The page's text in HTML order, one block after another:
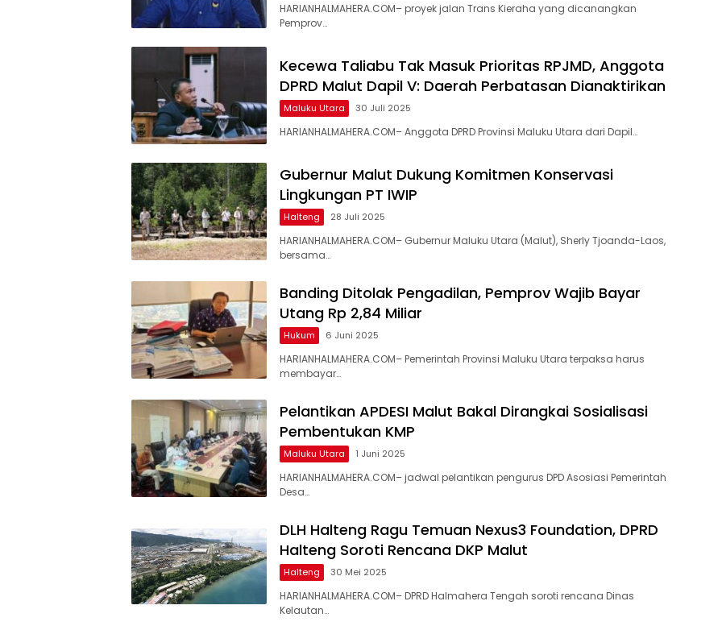
HARIANHALMAHERA.COM– proyek jalan Trans Kieraha yang dicanangkan
Pemprov…
Kecewa Taliabu Tak Masuk Prioritas RPJMD, Anggota
DPRD Malut Dapil V: Daerah Perbatasan Dianaktirikan
Maluku Utara 30 Juli 2025
HARIANHALMAHERA.COM– Anggota DPRD Provinsi Maluku Utara dari Dapil…
Gubernur Malut Dukung Komitmen Konservasi
Lingkungan PT IWIP
Halteng 28 Juli 2025
HARIANHALMAHERA.COM– Gubernur Maluku Utara (Malut), Sherly Tjoanda-Laos,
bersama…
Banding Ditolak Pengadilan, Pemprov Wajib Bayar
Utang Rp 2,84 Miliar
Hukum 6 Juni 2025
HARIANHALMAHERA.COM– Pemerintah Provinsi Maluku Utara terpaksa harus
membayar…
Pelantikan APDESI Malut Bakal Dirangkai Sosialisasi
Pembentukan KMP
Maluku Utara 1 Juni 2025
HARIANHALMAHERA.COM– jadwal pelantikan pengurus DPD Asosiasi Pemerintah
Desa…
DLH Halteng Ragu Temuan Nexus3 Foundation, DPRD
Halteng Soroti Rencana DKP Malut
Halteng 30 Mei 2025
HARIANHALMAHERA.COM– DPRD Halmahera Tengah soroti rencana Dinas
Kelautan…